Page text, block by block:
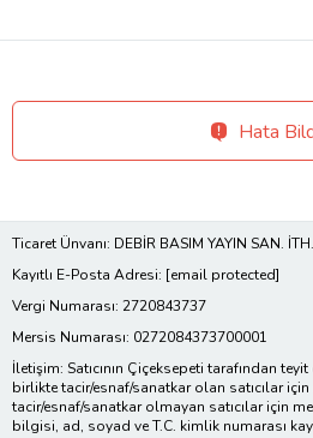
Hata
Ticaret Ünvanı: DEBİR BASIM YAYIN SAN.
Kayıtlı E-Posta Adresi: [email protected]
Vergi Numarası: 2720843737
Mersis Numarası: 0272084373700001
İletişim: Satıcının Çiçeksepeti tarafından
birlikte tacir/esnaf/sanatkar olan satıcılar
tacir/esnaf/sanatkar olmayan satıcılar için
bilgisi, ad, soyad ve T.C. kimlik numarası